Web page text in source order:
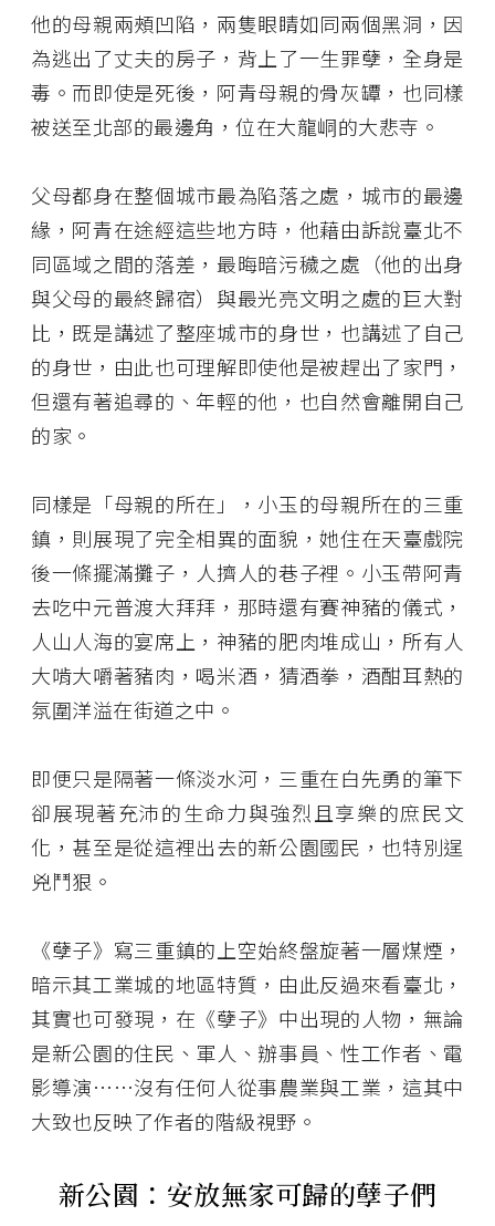
他的母親兩頰凹陷，兩隻眼睛如同兩個黑洞，因
為逃出了丈夫的房子，背上了一生罪孽，全身是
毒。而即使是死後，阿青母親的骨灰罈，也同樣
被送至北部的最邊角，位在大龍峒的大悲寺。
父母都身在整個城市最為陷落之處，城市的最邊
緣，阿青在途經這些地方時，他藉由訴說臺北不
同區域之間的落差，最晦暗污穢之處（他的出身
與父母的最終歸宿）與最光亮文明之處的巨大對
比，既是講述了整座城市的身世，也講述了自己
的身世，由此也可理解即使他是被趕出了家門，
但還有著追尋的、年輕的他，也自然會離開自己
的家。
同樣是「母親的所在」，小玉的母親所在的三重
鎮，則展現了完全相異的面貌，她住在天臺戲院
後一條擺滿攤子，人擠人的巷子裡。小玉帶阿青
去吃中元普渡大拜拜，那時還有賽神豬的儀式，
人山人海的宴席上，神豬的肥肉堆成山，所有人
大啃大嚼著豬肉，喝米酒，猜酒拳，酒酣耳熱的
氛圍洋溢在街道之中。
即便只是隔著一條淡水河，三重在白先勇的筆下
卻展現著充沛的生命力與強烈且享樂的庶民文
化，甚至是從這裡出去的新公園國民，也特別逞
兇鬥狠。
《孽子》寫三重鎮的上空始終盤旋著一層煤煙，
暗示其工業城的地區特質，由此反過來看臺北，
其實也可發現，在《孽子》中出現的人物，無論
是新公園的住民、軍人、辦事員、性工作者、電
影導演⋯⋯沒有任何人從事農業與工業，這其中
大致也反映了作者的階級視野。
新公園：安放無家可歸的孽子們